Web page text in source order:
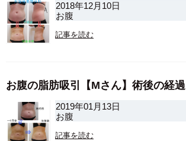
2018年12月10日
お腹
記事を読む
お腹の脂肪吸引【Mさん】術後の経過
2019年01月13日
お腹
記事を読む